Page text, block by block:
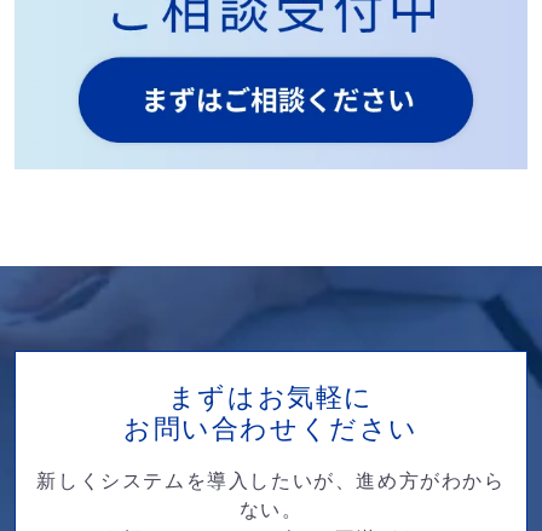
まずはお気軽に
お問い合わせください
新しくシステムを導入したいが、進め方がわから
ない。